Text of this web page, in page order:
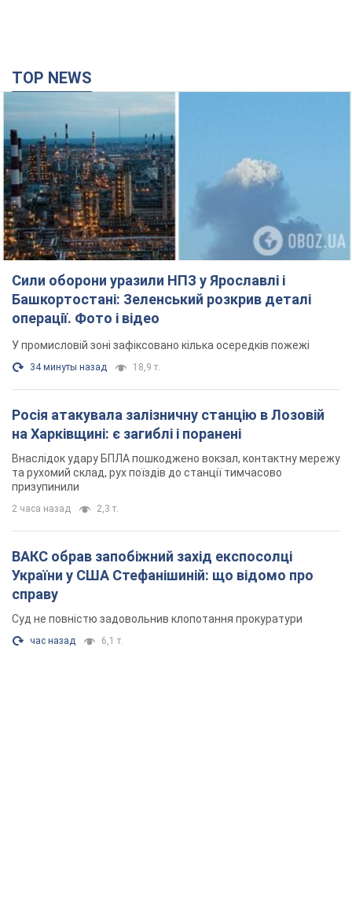
TOP NEWS
Сили оборони уразили НПЗ у Ярославлі і
Башкортостані: Зеленський розкрив деталі
операції. Фото і відео
У промисловій зоні зафіксовано кілька осередків пожежі
34 минуты назад 18,9 т.
Росія атакувала залізничну станцію в Лозовій
на Харківщині: є загиблі і поранені
Внаслідок удару БПЛА пошкоджено вокзал, контактну мережу
та рухомий склад, рух поїздів до станції тимчасово
призупинили
2 часа назад 2,3 т.
ВАКС обрав запобіжний захід експосолці
України у США Стефанішиній: що відомо про
справу
Суд не повністю задовольнив клопотання прокуратури
час назад 6,1 т.